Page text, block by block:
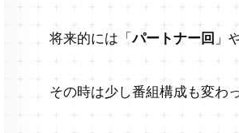
将来的には「パートナー回 」
その時は少し番組構成も変わ